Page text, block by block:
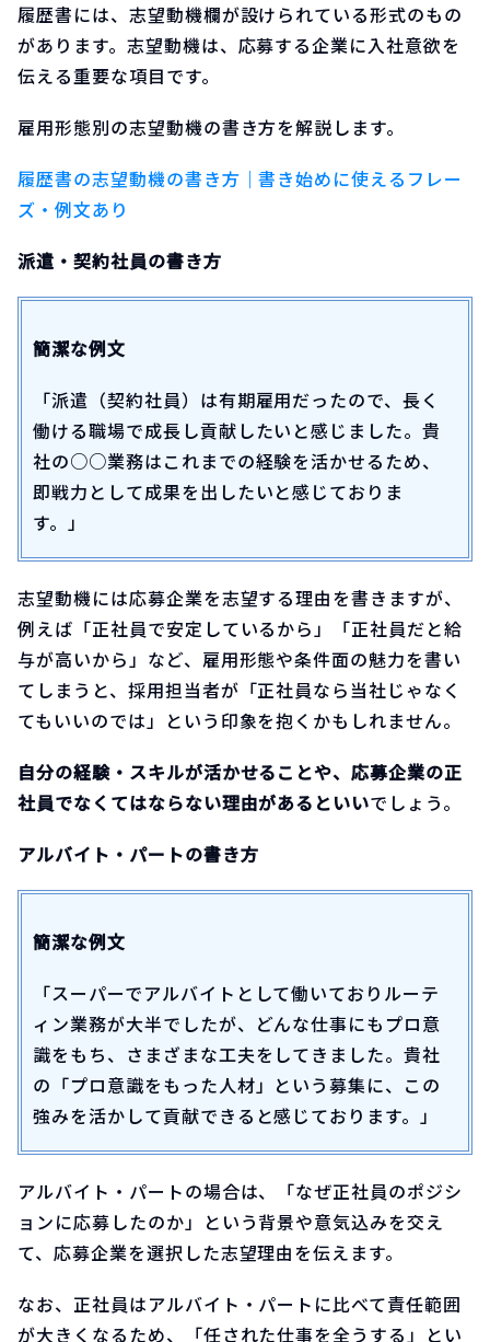
履歴書には、志望動機欄が設けられている形式のもの
があります。志望動機は、応募する企業に入社意欲を
伝える重要な項目です。
雇用形態別の志望動機の書き方を解説します。
履歴書の志望動機の書き方｜書き始めに使えるフレー
ズ・例文あり
派遣・契約社員の書き方
簡潔な例文
「派遣（契約社員）は有期雇用だったので、長く
働ける職場で成長し貢献したいと感じました。貴
社の○○業務はこれまでの経験を活かせるため、
即戦力として成果を出したいと感じておりま
す。」
志望動機には応募企業を志望する理由を書きますが、
例えば「正社員で安定しているから」「正社員だと給
与が高いから」など、雇用形態や条件面の魅力を書い
てしまうと、採用担当者が「正社員なら当社じゃなく
てもいいのでは」という印象を抱くかもしれません。
自分の経験・スキルが活かせることや、応募企業の正
社員でなくてはならない理由があるといいでしょう。
アルバイト・パートの書き方
簡潔な例文
「スーパーでアルバイトとして働いておりルーテ
ィン業務が大半でしたが、どんな仕事にもプロ意
識をもち、さまざまな工夫をしてきました。貴社
の「プロ意識をもった人材」という募集に、この
強みを活かして貢献できると感じております。」
アルバイト・パートの場合は、「なぜ正社員のポジシ
ョンに応募したのか」という背景や意気込みを交え
て、応募企業を選択した志望理由を伝えます。
なお、正社員はアルバイト・パートに比べて責任範囲
が大きくなるため、「任された仕事を全うする」とい